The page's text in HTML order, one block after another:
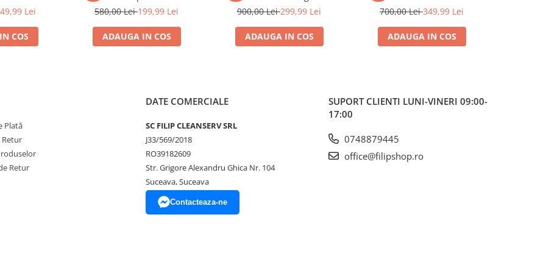
și se oferă doar pentru
caz de retur nefondat sau
cumpărător la trimitere.
suportat în totalitate de
Lei
COS
garantie
580,00 Lei199,99 Lei
ADAUGA IN COS
900,00 Lei299,99 Lei
ADAUGA IN COS
garantie
700,00 Lei349,99 Lei
ADAUGA IN COS
Plată
Retur
Retur
DATE COMERCIALE
SC FILIP CLEANSERV SRL
J33/569/2018
RO39182609
Str. Grigore Alexandru Ghica Nr. 104
Suceava, Suceava
Contacteaza-ne
SUPORT CLIENTI LUNI-VINERI 09:00-
17:00
0748879445
office@filipshop.ro